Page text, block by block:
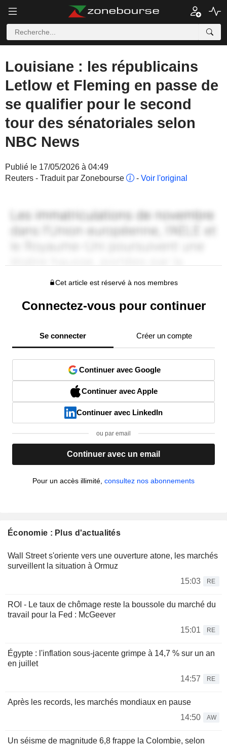
Louisiane : les républicains
Letlow et Fleming en passe de
se qualifier pour le second
tour des sénatoriales selon
NBC News
Publié le 17/05/2026 à 04:49
Reuters - Traduit par Zonebourse
- Voir l'original
Cet article est réservé à nos membres
Connectez-vous pour continuer
Se connecter Créer un compte
Continuer avec Google
Continuer avec Apple
Continuer avec LinkedIn
ou par email
Continuer avec un email
Pour un accès illimité, consultez nos abonnements
Économie : Plus d'actualités
Wall Street s'oriente vers une ouverture atone, les marchés
surveillent la situation à Ormuz
15:03
RE
ROI - Le taux de chômage reste la boussole du marché du
travail pour la Fed : McGeever
15:01
RE
Égypte : l'inflation sous-jacente grimpe à 14,7 % sur un an
en juillet
14:57
RE
Après les records, les marchés mondiaux en pause
14:50
AW
Un séisme de magnitude 6,8 frappe la Colombie, selon